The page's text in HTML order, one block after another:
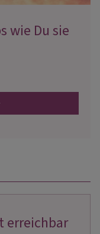
wie Du sie
erreichbar